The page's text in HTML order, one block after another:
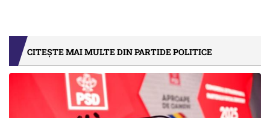
CITEȘTE MAI MULTE DIN PARTIDE POLITICE